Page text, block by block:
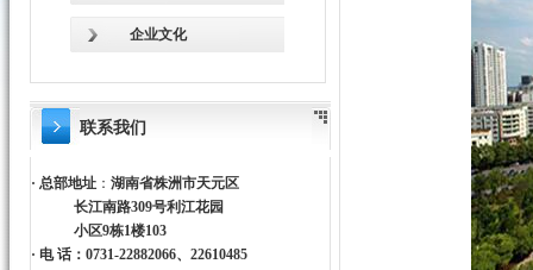
企业文化
联系我们
· 总部地址： 湖南省株洲市天元区
长江南路309号利江花园
小区9栋1楼103
· 电 话：0731-22882066、22610485